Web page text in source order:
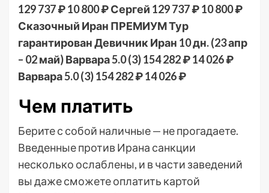
129 737 ₽10 800 ₽Сергей 129 737 ₽10 800 ₽
Сказочный Иран ПРЕМИУМ Тур
гарантирован Девичник Иран 10 дн.(23 апр
– 02 май)Варвара 5.0(3)154 282 ₽14 026 ₽
Варвара 5.0(3)154 282 ₽14 026 ₽
Чем платить
Берите с собой наличные — не прогадаете.
Введенные против Ирана санкции
несколько ослаблены, и в части заведений
вы даже сможете оплатить картой